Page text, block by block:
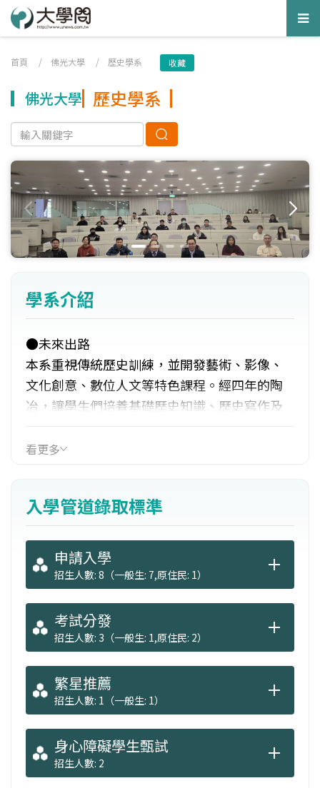
首頁 / 佛光大學 / 歷史學系 收藏
佛光大學 歷史學系
學系介紹
●未來出路
本系重視傳統歷史訓練，並開發藝術、影像、
文化創意、數位人文等特色課程。經四年的陶
冶，讓學生們培養基礎歷史知識、歷史寫作及
與文化資產之認知。未來可從事公職、教研單
館、藝廊、文化觀光專業導遊等相關工作。
佛光大學歷史學系系所特色（高中生版）
佛光大學歷史學系 — 走讀歷史 × 數位圖像 ×
公眾視野
歷史＋人性，讓你洞悉古今又看見未來
佛光大學歷史學系不只是教你高中課本沒寫到
的歷史，還要教你了解人性。利用最新的歷史
知識體系、數位人文科技與公眾史學應用，帶
你探索東亞文化世界、分析網路資料、做出數
位展覽，讓歷史學習更有創意、更貼近生活。
四年扎實訓練，培養全方位能力
1️⃣ 深厚歷史知識：理解時代脈絡，用歷史思維
看更多
入學管道錄取標準
申請入學
招生人數: 8（一般生: 7,原住民: 1）
考試分發
招生人數: 3（一般生: 1,原住民: 2）
繁星推薦
招生人數: 1（一般生: 1）
身心障礙學生甄試
招生人數: 2